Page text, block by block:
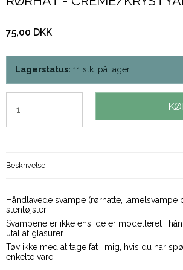
75,00 DKK
Lagerstatus: 11 stk. på lager
Beskrivelse
Håndlavede svampe (rørhatte, lamelsvampe
stentøjsler.
Svampene er ikke ens, de er modelleret i
utal af glasurer.
Tøv ikke med at tage fat i mig, hvis du har
enkelte vare.